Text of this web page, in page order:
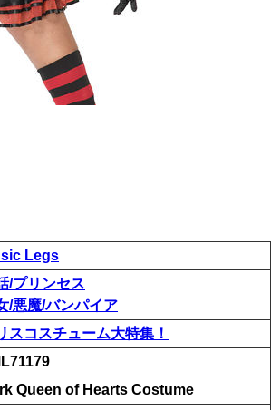
Legs
/プリンセス
/悪魔/バンパイア
スコスチューム大特集！
Queen of Hearts Costume